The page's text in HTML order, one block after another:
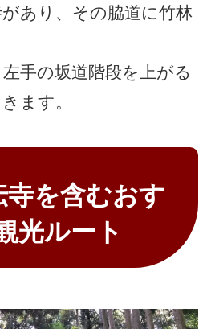
あり、その脇道に竹林
手の坂道階段を上がる
ます。
寺を含むおす
光ルート